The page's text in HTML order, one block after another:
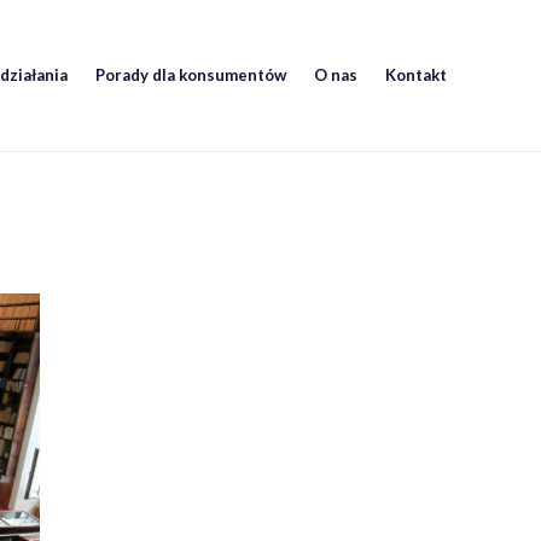
Porady dla konsumentów O nas Kontakt